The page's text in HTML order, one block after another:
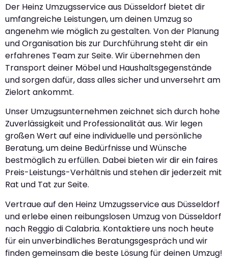
Der Heinz Umzugsservice aus Düsseldorf bietet dir
umfangreiche Leistungen, um deinen Umzug so
angenehm wie möglich zu gestalten. Von der Planung
und Organisation bis zur Durchführung steht dir ein
erfahrenes Team zur Seite. Wir übernehmen den
Transport deiner Möbel und Haushaltsgegenstände
und sorgen dafür, dass alles sicher und unversehrt am
Zielort ankommt.
Unser Umzugsunternehmen zeichnet sich durch hohe
Zuverlässigkeit und Professionalität aus. Wir legen
großen Wert auf eine individuelle und persönliche
Beratung, um deine Bedürfnisse und Wünsche
bestmöglich zu erfüllen. Dabei bieten wir dir ein faires
Preis-Leistungs-Verhältnis und stehen dir jederzeit mit
Rat und Tat zur Seite.
Vertraue auf den Heinz Umzugsservice aus Düsseldorf
und erlebe einen reibungslosen Umzug von Düsseldorf
nach Reggio di Calabria. Kontaktiere uns noch heute
für ein unverbindliches Beratungsgespräch und wir
finden gemeinsam die beste Lösung für deinen Umzug!